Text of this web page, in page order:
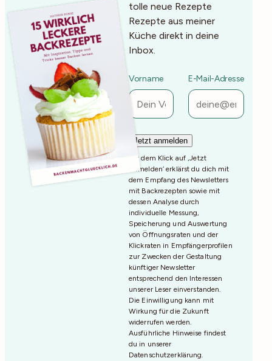
tolle neue Rezepte
Rezepte aus meiner
Küche direkt in deine
Inbox.
Vorname E-Mail-Adresse
Mit dem Klick auf ‚Jetzt
Anmelden‘ erklärst du dich mit
dem Empfang des Newsletters
mit Backrezepten sowie mit
dessen Analyse durch
individuelle Messung,
Speicherung und Auswertung
von Öffnungsraten und der
Klickraten in Empfängerprofilen
zur Zwecken der Gestaltung
künftiger Newsletter
entsprechend den Interessen
unserer Leser einverstanden.
Die Einwilligung kann mit
Wirkung für die Zukunft
widerrufen werden.
Ausführliche Hinweise findest
du in unserer
Datenschutzerklärung.